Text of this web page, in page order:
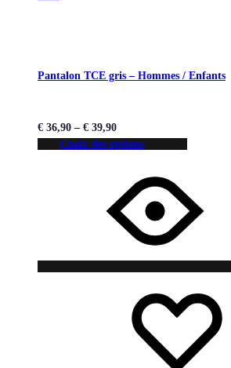
Pantalon TCE gris – Hommes / Enfants
€ 36,90 – € 39,90
Choix des options